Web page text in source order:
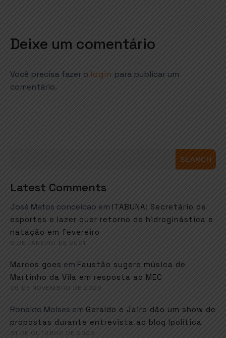
Deixe um comentário
Você precisa fazer o login para publicar um
comentário.
SEARCH
Latest Comments
José Matos conceicao em ITABUNA: Secretário de
esportes e lazer quer retorno de hidroginástica e
natação em fevereiro
6 DE JANEIRO DE 2021
Marcos goes em Faustão sugere música de
Martinho da Vila em resposta ao MEC
26 DE NOVEMBRO DE 2020
Ronaldo Moises em Geraldo e Jairo dão um show de
propostas durante entrevista ao blog Ipolítica
31 DE OUTUBRO DE 2020